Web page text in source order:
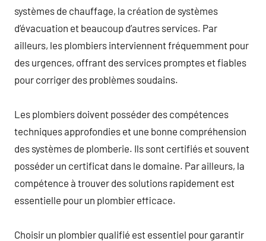
systèmes de chauffage, la création de systèmes
d’évacuation et beaucoup d’autres services. Par
ailleurs, les plombiers interviennent fréquemment pour
des urgences, offrant des services promptes et fiables
pour corriger des problèmes soudains.
Les plombiers doivent posséder des compétences
techniques approfondies et une bonne compréhension
des systèmes de plomberie. Ils sont certifiés et souvent
posséder un certificat dans le domaine. Par ailleurs, la
compétence à trouver des solutions rapidement est
essentielle pour un plombier efficace.
Choisir un plombier qualifié est essentiel pour garantir